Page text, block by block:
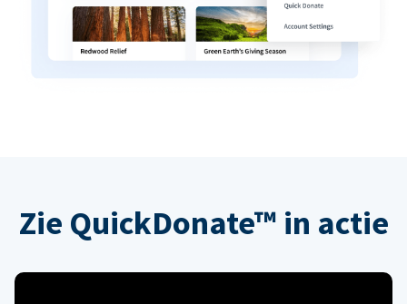
Zie QuickDonate™ in actie